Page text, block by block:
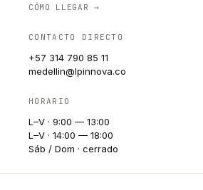
CÓMO LLEGAR →
CONTACTO DIRECTO
+57 314 790 85 11
medellin@lpinnova.co
HORARIO
L–V · 9:00 — 13:00
L–V · 14:00 — 18:00
Sáb / Dom · cerrado